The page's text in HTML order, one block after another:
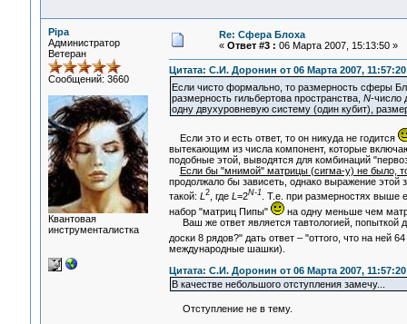
Pipa
Администратор
Ветеран
Сообщений: 3660
Квантовая
инструменталистка
Re: Сфера Блоха
« Ответ #3 : 06 Марта 2007, 15:13:50 »
Цитата: С.И. Доронин от 06 Марта 2007, 11:57:20
Если чисто формально, то размерность сферы
размерность гильбертова пространства, N-число
одну двухуровневую систему (один кубит),
Если это и есть ответ, то он никуда не годится
вытекающим из числа компонент, которые
подобные этой, выводятся для комбинаций
Если бы "мнимой" матрицы (сигма-y) не было,
продолжало бы зависеть, однако выражение
такой: L 2, где L =2N-1. Т.е. при размерностях выше
набор "матриц Пипы"
на одну меньше чем
Ваш же ответ является тавтологией, попыткой
доски 8 рядов?" дать ответ – "оттого, что на ней
международные шашки).
Цитата: С.И. Доронин от 06 Марта 2007, 11:57:20
В качестве небольшого отступления замечу...
Отступление не в тему.